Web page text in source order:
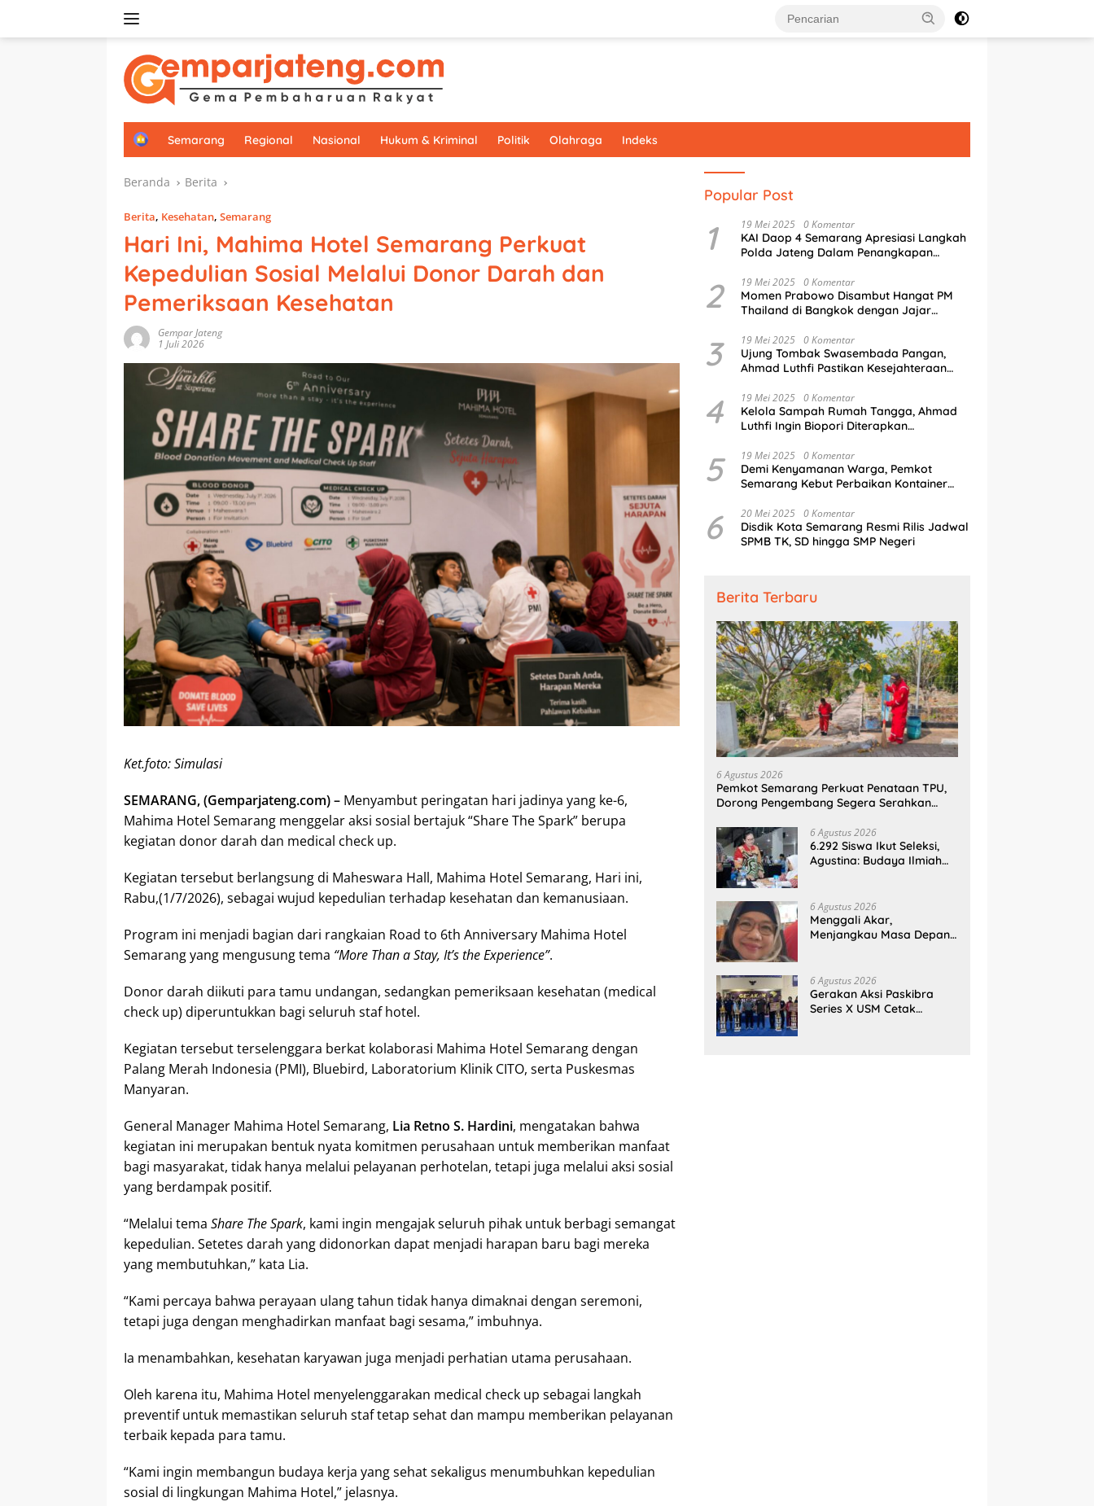
H
e
Semarang Regional Nasional Hukum & Kriminal Politik Olahraga Indeks
Beranda Berita
Berita, Kesehatan, Semarang
Hari Ini, Mahima Hotel Semarang Perkuat
Kepedulian Sosial Melalui Donor Darah dan
Pemeriksaan Kesehatan
Gempar Jateng
1 Juli 2026
Ket.foto: Simulasi
SEMARANG, (Gemparjateng.com) – Menyambut peringatan hari jadinya yang ke-6,
Mahima Hotel Semarang menggelar aksi sosial bertajuk “Share The Spark” berupa
kegiatan donor darah dan medical check up.
Kegiatan tersebut berlangsung di Maheswara Hall, Mahima Hotel Semarang, Hari ini,
Rabu,(1/7/2026), sebagai wujud kepedulian terhadap kesehatan dan kemanusiaan.
Program ini menjadi bagian dari rangkaian Road to 6th Anniversary Mahima Hotel
Semarang yang mengusung tema “More Than a Stay, It’s the Experience”.
Donor darah diikuti para tamu undangan, sedangkan pemeriksaan kesehatan (medical
check up) diperuntukkan bagi seluruh staf hotel.
Kegiatan tersebut terselenggara berkat kolaborasi Mahima Hotel Semarang dengan
Palang Merah Indonesia (PMI), Bluebird, Laboratorium Klinik CITO, serta Puskesmas
Manyaran.
General Manager Mahima Hotel Semarang, Lia Retno S. Hardini, mengatakan bahwa
kegiatan ini merupakan bentuk nyata komitmen perusahaan untuk memberikan manfaat
bagi masyarakat, tidak hanya melalui pelayanan perhotelan, tetapi juga melalui aksi sosial
yang berdampak positif.
“Melalui tema Share The Spark, kami ingin mengajak seluruh pihak untuk berbagi semangat
kepedulian. Setetes darah yang didonorkan dapat menjadi harapan baru bagi mereka
yang membutuhkan,” kata Lia.
“Kami percaya bahwa perayaan ulang tahun tidak hanya dimaknai dengan seremoni,
tetapi juga dengan menghadirkan manfaat bagi sesama,” imbuhnya.
Ia menambahkan, kesehatan karyawan juga menjadi perhatian utama perusahaan.
Oleh karena itu, Mahima Hotel menyelenggarakan medical check up sebagai langkah
preventif untuk memastikan seluruh staf tetap sehat dan mampu memberikan pelayanan
terbaik kepada para tamu.
“Kami ingin membangun budaya kerja yang sehat sekaligus menumbuhkan kepedulian
sosial di lingkungan Mahima Hotel,” jelasnya.
Popular Post
1 19 Mei 2025 0 Komentar
KAI Daop 4 Semarang Apresiasi Langkah
Polda Jateng Dalam Penangkapan
Perusahaan
2 19 Mei 2025 0 Komentar
Momen Prabowo Disambut Hangat PM
Thailand di Bangkok dengan Jajar
3 19 Mei 2025 0 Komentar
Ujung Tombak Swasembada Pangan,
Ahmad Luthfi Pastikan Kesejahteraan
4 19 Mei 2025 0 Komentar
Kelola Sampah Rumah Tangga, Ahmad
Luthfi Ingin Biopori Diterapkan
5 19 Mei 2025 0 Komentar
Demi Kenyamanan Warga, Pemkot
Semarang Kebut Perbaikan Kontainer
6 20 Mei 2025 0 Komentar
Disdik Kota Semarang Resmi Rilis Jadwal
SPMB TK, SD hingga SMP Negeri
Berita Terbaru
6 Agustus 2026
Pemkot Semarang Perkuat Penataan TPU,
Dorong Pengembang Segera Serahkan
6 Agustus 2026
6.292 Siswa Ikut Seleksi,
Agustina: Budaya Ilmiah
6 Agustus 2026
Menggali Akar,
Menjangkau Masa Depan:
Berkelanjutan
6 Agustus 2026
Gerakan Aksi Paskibra
Series X USM Cetak